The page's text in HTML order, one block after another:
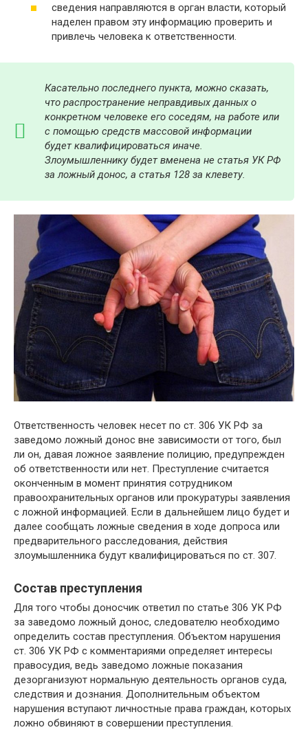
сведения направляются в орган власти, который
наделен правом эту информацию проверить и
привлечь человека к ответственности.
Касательно последнего пункта, можно сказать,
что распространение неправдивых данных о
конкретном человеке его соседям, на работе или
с помощью средств массовой информации
будет квалифицироваться иначе.
Злоумышленнику будетвменена не статья УК РФ
за ложный донос, а статья 128 за клевету.
Ответственность человек несет по ст. 306 УК РФ за
заведомо ложный донос вне зависимости от того, был
ли он, давая ложное заявление полицию, предупрежден
об ответственности или нет. Преступление считается
оконченным в момент принятия сотрудником
правоохранительных органов или прокуратуры заявления
с ложной информацией. Если в дальнейшем лицо будет и
далее сообщать ложные сведения в ходе допроса или
предварительного расследования, действия
злоумышленника будут квалифицироваться по ст. 307.
Состав преступления
Для того чтобы доносчик ответил по статье 306 УК РФ
за заведомо ложный донос, следователю необходимо
определить состав преступления. Объектом нарушения
ст. 306 УК РФ с комментариями определяет интересы
правосудия, ведь заведомо ложные показания
дезорганизуют нормальную деятельность органов суда,
следствия и дознания. Дополнительным объектом
нарушения вступают личностные права граждан, которых
ложно обвиняют в совершении преступления.